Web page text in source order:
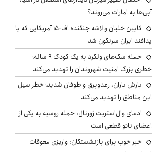
آبی‌ها به امارات می‌روند؟
کابین خلبان و لاشه جنگنده اف-۱۵ آمریکایی که با
پدافند ایران سرنگون شد
حمله سگ‌های ولگرد به یک کودک ۹ ساله؛
خطری بزرگ امنیت شهروندان را تهدید می‌کند
بارش باران، رعدوبرق و طوفان شدید؛ خطر سیل
این مناطق را تهدید می‌کند
ادعای وال‌استریت ژورنال: حمله روسیه به یکی از
اعضای ناتو قطعی است
خبر خوب برای بازنشستگان: واریزی معوقات